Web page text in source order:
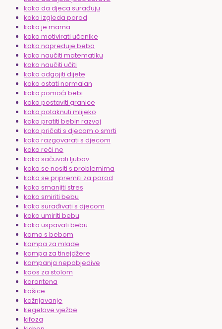
kako da djeca surađuju
kako izgleda porod
kako je mama
kako motivirati učenike
kako napreduje beba
kako naučiti matematiku
kako naučiti učiti
kako odgojiti dijete
kako ostati normalan
kako pomoći bebi
kako postaviti granice
kako potaknuti mlijeko
kako pratiti bebin razvoj
kako pričati s djecom o smrti
kako razgovarati s djecom
kako reći ne
kako sačuvati ljubav
kako se nositi s problemima
kako se pripremiti za porod
kako smanjiti stres
kako smiriti bebu
kako surađivati s djecom
kako umiriti bebu
kako uspavati bebu
kamo s bebom
kampa za mlade
kampa za tinejdžere
kampanja nepobjedive
kaos za stolom
karantena
kašice
kažnjavanje
kegelove vježbe
kifoza